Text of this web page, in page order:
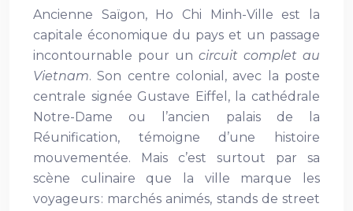
Ancienne Saïgon, Ho Chi Minh-Ville est la
capitale économique du pays et un passage
incontournable pour un circuit complet au
Vietnam. Son centre colonial, avec la poste
centrale signée Gustave Eiffel, la cathédrale
Notre-Dame ou l’ancien palais de la
Réunification, témoigne d’une histoire
mouvementée. Mais c’est surtout par sa
scène culinaire que la ville marque les
voyageurs : marchés animés, stands de street